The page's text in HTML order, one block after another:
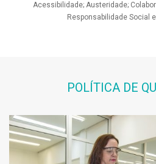
Acessibilidade; Austeridade;
Responsabilidade Social
POLÍTICA DE